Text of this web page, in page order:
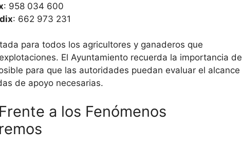
: 958 034 600
: 662 973 231
para todos los agricultores y ganaderos que
El Ayuntamiento recuerda la importancia de
para que las autoridades puedan evaluar el alcance
de apoyo necesarias.
a los Fenómenos